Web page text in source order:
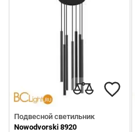
Подвесной светильник
Nowodvorski 8920